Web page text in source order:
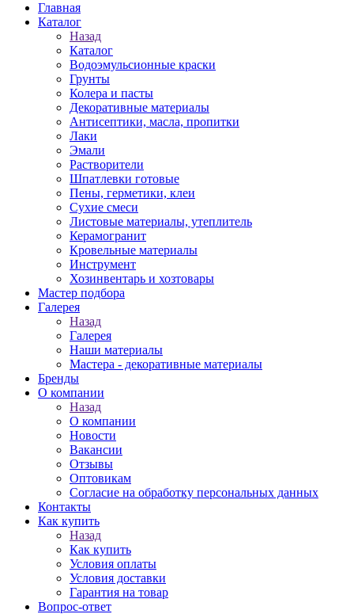
Главная
Каталог
Назад
Каталог
Водоэмульсионные краски
Грунты
Колера и пасты
Декоративные материалы
Антисептики, масла, пропитки
Лаки
Эмали
Растворители
Шпатлевки готовые
Пены, герметики, клеи
Сухие смеси
Листовые материалы, утеплитель
Керамогранит
Кровельные материалы
Инструмент
Хозинвентарь и хозтовары
Мастер подбора
Галерея
Назад
Галерея
Наши материалы
Мастера - декоративные материалы
Бренды
О компании
Назад
О компании
Новости
Вакансии
Отзывы
Оптовикам
Cогласие на обработку персональных данных
Контакты
Как купить
Назад
Как купить
Условия оплаты
Условия доставки
Гарантия на товар
Вопрос-ответ